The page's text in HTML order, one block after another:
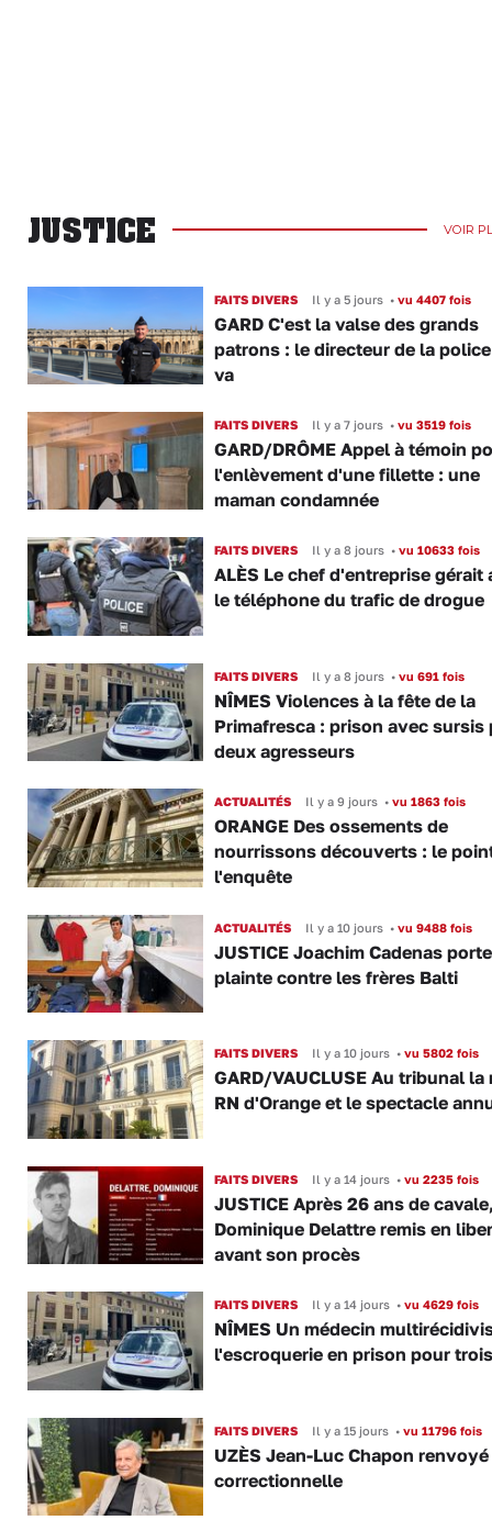
JUSTICE VOIR
FAITS DIVERS Il y a 5 jours •vu 4407 fois
GARD C'est la valse des grands
patrons : le directeur de la
va
FAITS DIVERS Il y a 7 jours •vu 3519 fois
GARD/DRÔME Appel à témoin
l'enlèvement d'une fillette : une
maman condamnée
FAITS DIVERS Il y a 8 jours •vu 10633 fois
ALÈS Le chef d'entreprise gérait
le téléphone du trafic de drogue
FAITS DIVERS Il y a 8 jours •vu 691 fois
NÎMES Violences à la fête de la
Primafresca : prison avec sursis
deux agresseurs
ACTUALITÉS Il y a 9 jours •vu 1863 fois
ORANGE Des ossements de
nourrissons découverts : le
l'enquête
ACTUALITÉS Il y a 10 jours •vu 9488 fois
JUSTICE Joachim Cadenas porte
plainte contre les frères Balti
FAITS DIVERS Il y a 10 jours •vu 5802 fois
GARD/VAUCLUSE Au tribunal la
RN d'Orange et le spectacle
FAITS DIVERS Il y a 14 jours •vu 2235 fois
JUSTICE Après 26 ans de
Dominique Delattre remis en
avant son procès
FAITS DIVERS Il y a 14 jours •vu 4629 fois
NÎMES Un médecin
l'escroquerie en prison pour
FAITS DIVERS Il y a 15 jours •vu 11796 fois
UZÈS Jean-Luc Chapon renvoyé
correctionnelle